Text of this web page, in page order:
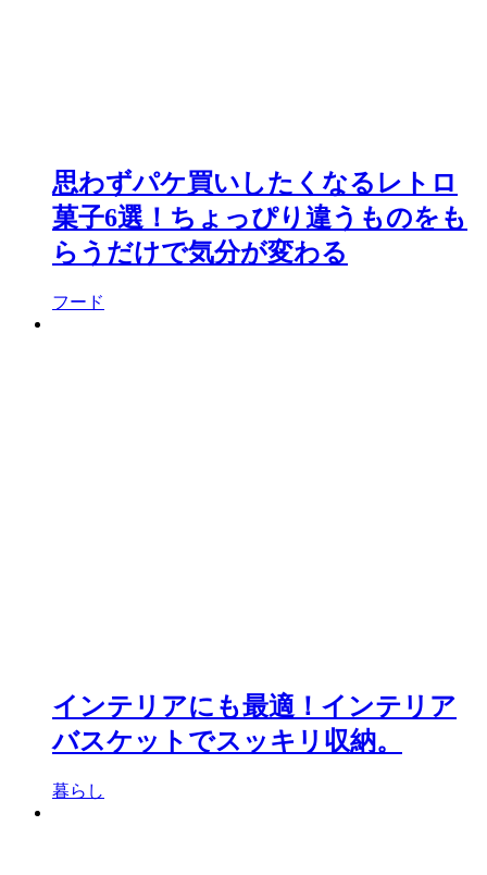
思わずパケ買いしたくなるレトロ
菓子6選！ちょっぴり違うものをも
らうだけで気分が変わる
フード
インテリアにも最適！インテリア
バスケットでスッキリ収納。
暮らし